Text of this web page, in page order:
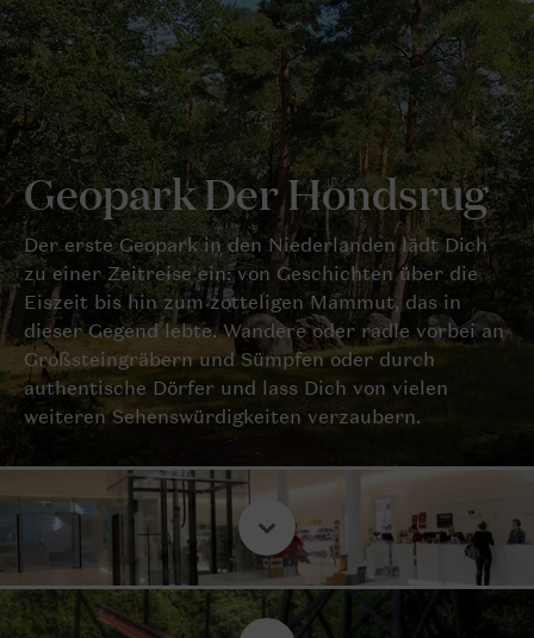
Geopark Der Hondsrug
Der erste Geopark in den Niederlanden lädt Dich
zu einer Zeitreise ein: von Geschichten über die
Eiszeit bis hin zum zotteligen Mammut, das in
dieser Gegend lebte. Wandere oder radle vorbei an
Großsteingräbern und Sümpfen oder durch
authentische Dörfer und lass Dich von vielen
weiteren Sehenswürdigkeiten verzaubern.